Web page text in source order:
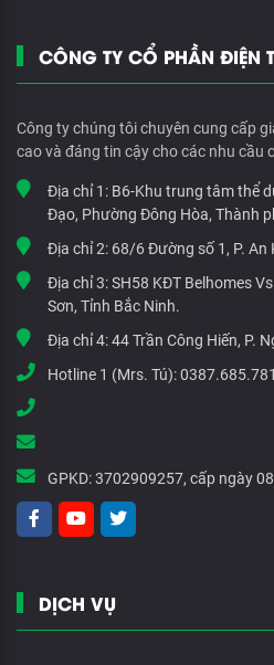
CÔNG TY CỔ PHẦN ĐIỆN
Công ty chúng tôi chuyên cung cấp
cao và đáng tin cậy cho các nhu cầu
Địa chỉ 1: B6-Khu trung tâm thể
Đạo, Phường Đông Hòa, Thành
Địa chỉ 2: 68/6 Đường số 1, P. An
Địa chỉ 3:SH58 KĐT Belhomes
Sơn, Tỉnh Bắc Ninh.
Địa chỉ 4:44 Trần Công Hiến, P.
Hotline 1 (Mrs. Tú):0387.685.781
GPKD:3702909257, cấp ngày
DỊCH VỤ